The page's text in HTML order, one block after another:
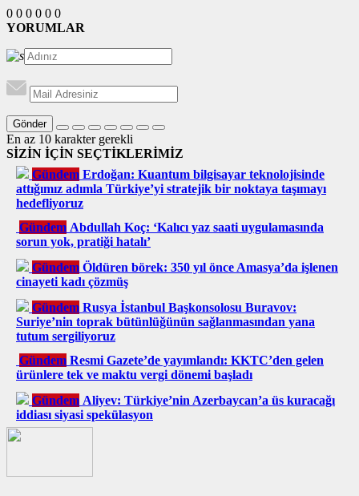
0 0 0 0 0 0
YORUMLAR
Gönder
En az 10 karakter gerekli
SİZİN İÇİN SEÇTİKLERİMİZ
Gündem Erdoğan: Kuantum bilgisayar teknolojisinde
attığımız adımla Türkiye’yi stratejik bir noktaya taşımayı
hedefliyoruz
Gündem Abdullah Koç: ‘Kalıcı yaz saati uygulamasında
sorun yok, pratiği hatalı’
Gündem Öldüren börek: 350 yıl önce Amasya’da işlenen
cinayeti kadı çözmüş
Gündem Rusya İstanbul Başkonsolosu Buravov:
Suriye’nin toprak bütünlüğünün sağlanmasından yana
tutum sergiliyoruz
Gündem Resmi Gazete’de yayımlandı: KKTC’den gelen
ürünlere tek ve maktu vergi dönemi başladı
Gündem Aliyev: Türkiye’nin Azerbaycan’a üs kuracağı
iddiası siyasi spekülasyon